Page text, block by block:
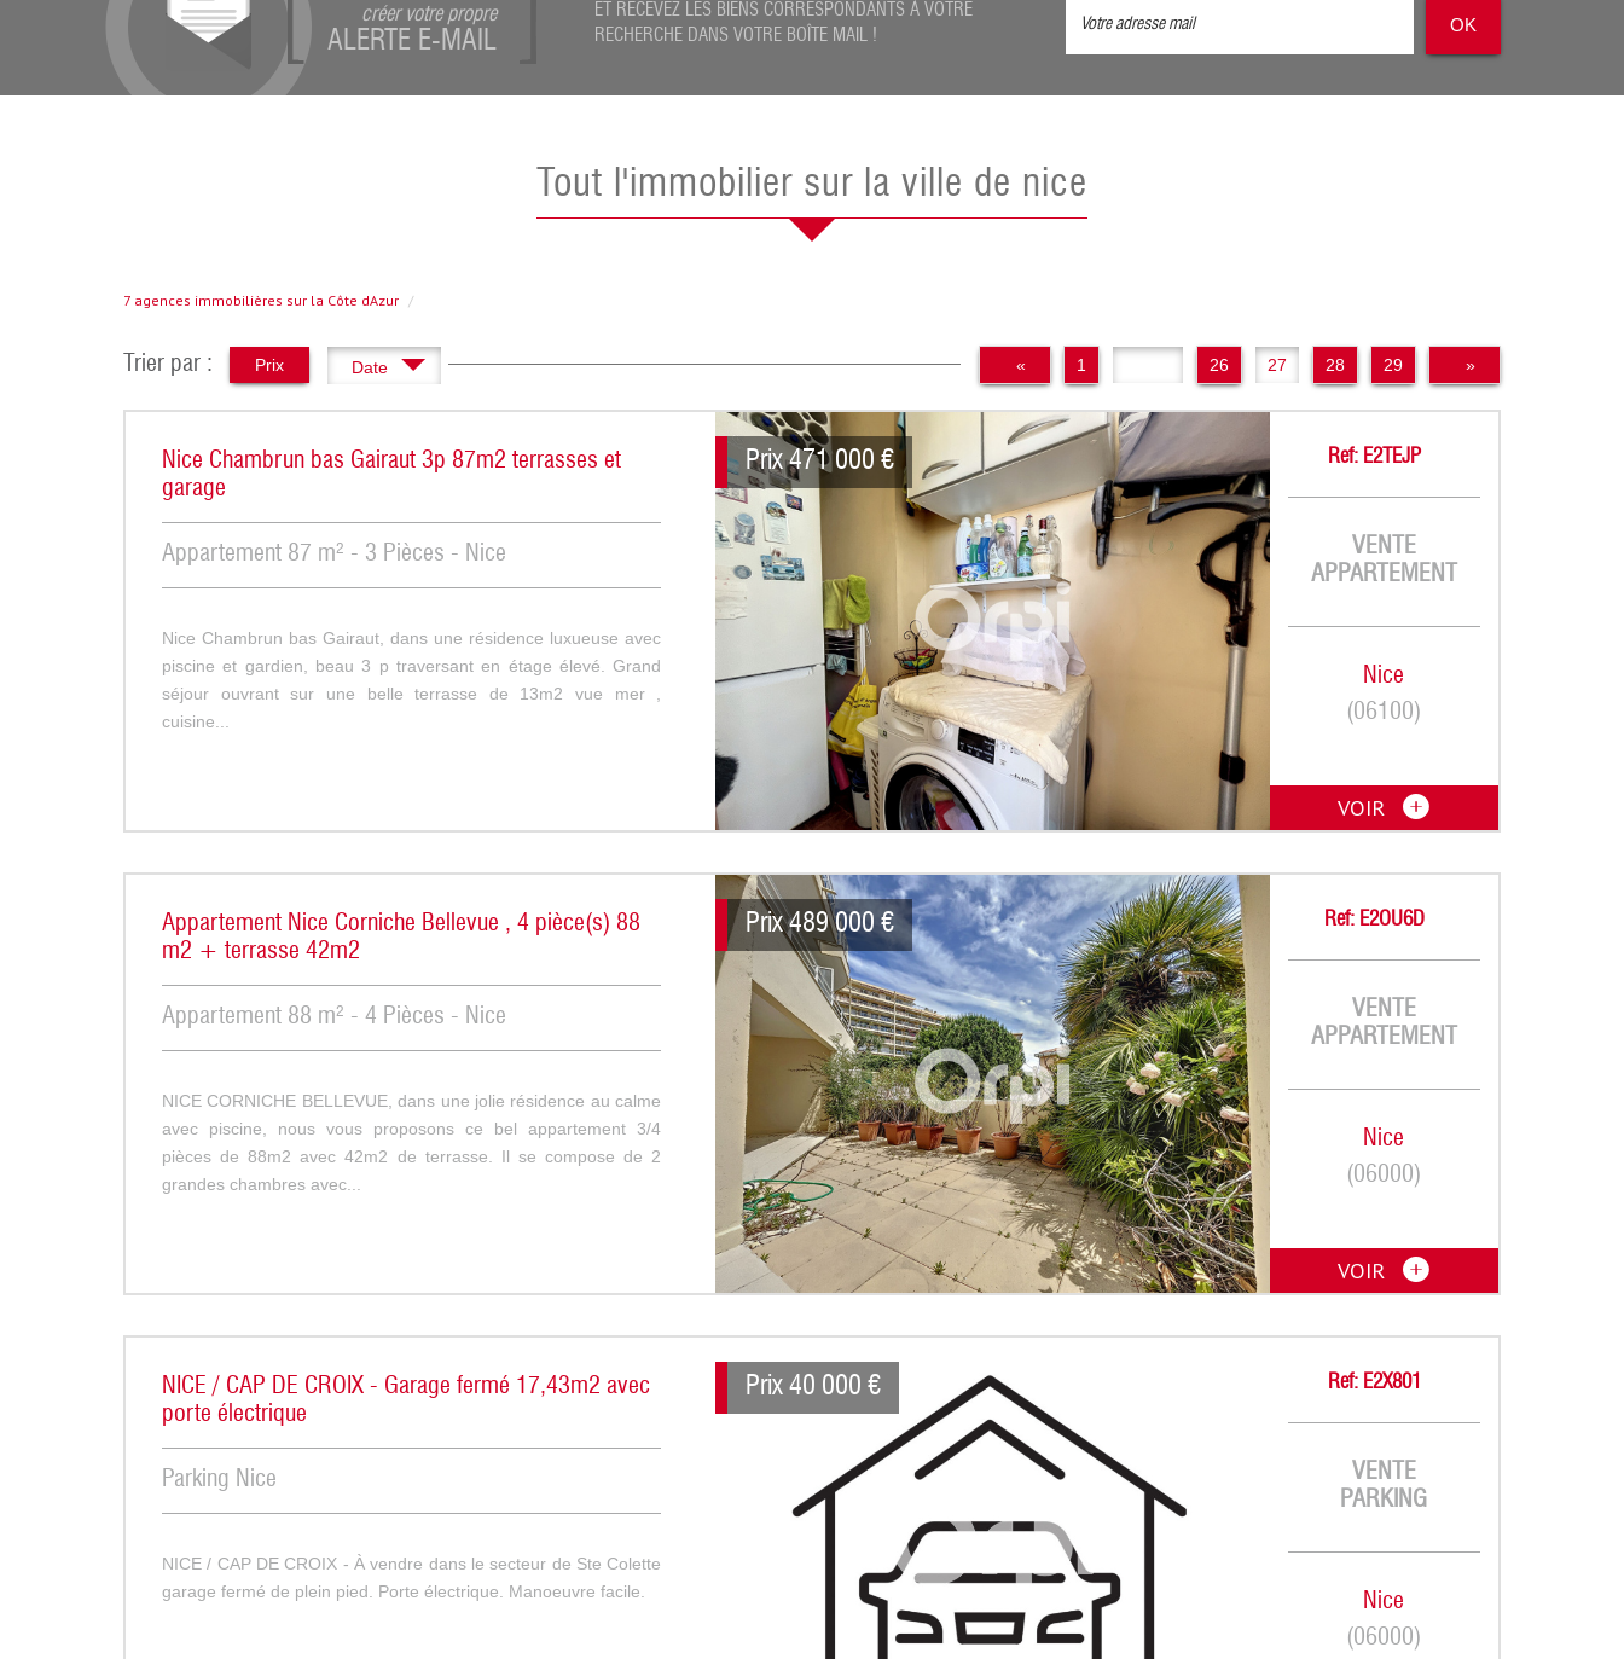
créer votre propre
ALERTE E-MAIL
ET RECEVEZ LES BIENS CORRESPONDANTS À VOTRE
RECHERCHE DANS VOTRE BOÎTE MAIL !
OK
Tout l'immobilier sur la ville de nice
7 agences immobilières sur la Côte dAzur
Trier par : Prix Date « 1 26 27 28 29 »
Prix 471 000 €
Nice Chambrun bas Gairaut 3p 87m2 terrasses et
garage
Appartement 87 m² - 3 Pièces - Nice
Nice Chambrun bas Gairaut, dans une résidence luxueuse avec
piscine et gardien, beau 3 p traversant en étage élevé. Grand
séjour ouvrant sur une belle terrasse de 13m2 vue mer ,
cuisine...
Ref: E2TEJP
VENTE
APPARTEMENT
Nice
(06100)
VOIR
Prix 489 000 €
Appartement Nice Corniche Bellevue , 4 pièce(s) 88
m2 + terrasse 42m2
Appartement 88 m² - 4 Pièces - Nice
NICE CORNICHE BELLEVUE, dans une jolie résidence au calme
avec piscine, nous vous proposons ce bel appartement 3/4
pièces de 88m2 avec 42m2 de terrasse. Il se compose de 2
grandes chambres avec...
Ref: E2OU6D
VENTE
APPARTEMENT
Nice
(06000)
VOIR
Prix 40 000 €
NICE / CAP DE CROIX - Garage fermé 17,43m2 avec
porte électrique
Parking Nice
NICE / CAP DE CROIX - À vendre dans le secteur de Ste Colette
garage fermé de plein pied. Porte électrique. Manoeuvre facile.
Ref: E2X801
VENTE
PARKING
Nice
(06000)